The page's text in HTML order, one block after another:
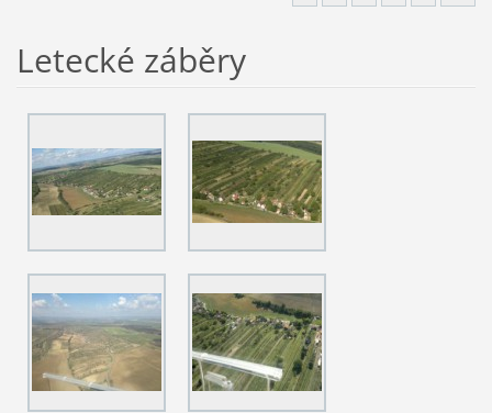
Letecké záběry